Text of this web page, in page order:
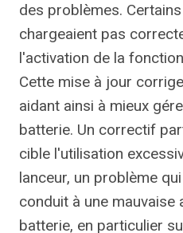
des problèmes.
chargeaient pas
l'activation de la
Cette mise à jour
aidant ainsi à mieux
batterie. Un correctif
cible l'utilisation
lanceur, un problème
conduit à une mauvaise
batterie, en particulier